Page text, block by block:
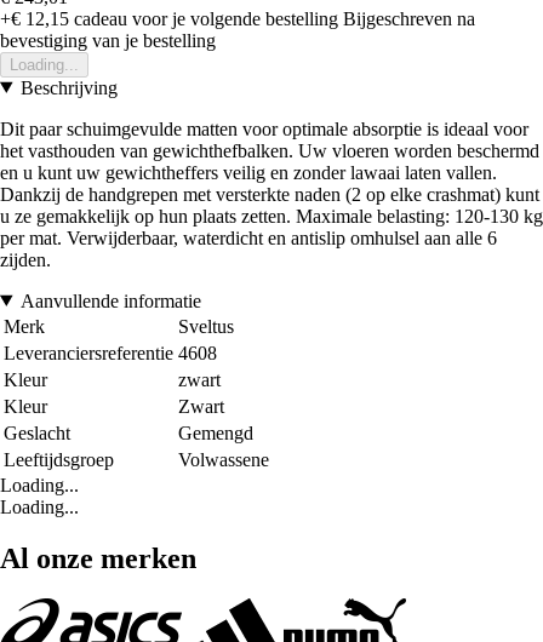
+€ 12,15 cadeau voor je volgende bestelling Bijgeschreven na
bevestiging van je bestelling
Loading...
Beschrijving
Dit paar schuimgevulde matten voor optimale absorptie is ideaal voor
het vasthouden van gewichthefbalken. Uw vloeren worden beschermd
en u kunt uw gewichtheffers veilig en zonder lawaai laten vallen.
Dankzij de handgrepen met versterkte naden (2 op elke crashmat) kunt
u ze gemakkelijk op hun plaats zetten. Maximale belasting: 120-130 kg
per mat. Verwijderbaar, waterdicht en antislip omhulsel aan alle 6
zijden.
Aanvullende informatie
Merk
Sveltus
Leveranciersreferentie 4608
Kleur
zwart
Kleur
Zwart
Geslacht
Gemengd
Leeftijdsgroep
Volwassene
Loading...
Loading...
Al onze merken